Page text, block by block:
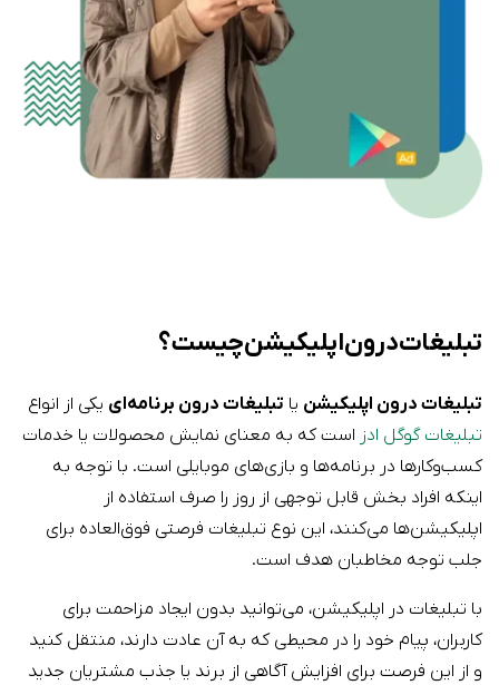
تبلیغات درون اپلیکیشن چیست؟
تبلیغات درون اپلیکیشن یا تبلیغات درون برنامه‌ای یکی از انواع
تبلیغات گوگل ادز است که به معنای نمایش محصولات یا خدمات
کسب‌وکارها در برنامه‌ها و بازی‌های موبایلی است. با توجه به
اینکه افراد بخش قابل توجهی از روز را صرف استفاده از
اپلیکیشن‌ها می‌کنند، این نوع تبلیغات فرصتی فوق‌العاده برای
جلب توجه مخاطبان هدف است.
با تبلیغات در اپلیکیشن، می‌توانید بدون ایجاد مزاحمت برای
کاربران، پیام خود را در محیطی که به آن عادت دارند، منتقل کنید
و از این فرصت برای افزایش آگاهی از برند یا جذب مشتریان جدید